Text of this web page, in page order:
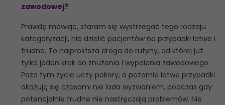
zawodowej?
Prawdę mówiąc, staram się wystrzegać tego rodzaju
kategoryzacji, nie dzielić pacjentów na przypadki łatwe i
trudne. To najprostsza droga do rutyny, od której już
tylko jeden krok do znużenia i wypalenia zawodowego.
Poza tym życie uczy pokory, a pozornie łatwe przypadki
okazują się czasami nie lada wyzwaniem, podczas gdy
potencjalnie trudne nie nastręczają problemów. Nie